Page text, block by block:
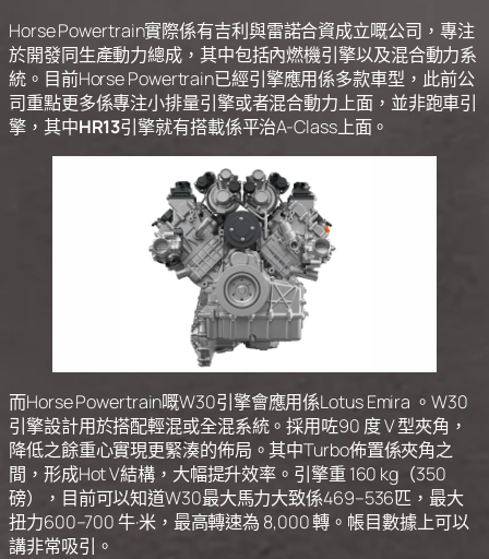
Horse Powertrain實際係有吉利與雷諾合資成立嘅公司，專注
於開發同生產動力總成，其中包括內燃機引擎以及混合動力系
統。目前Horse Powertrain已經引擎應用係多款車型，此前公
司重點更多係專注小排量引擎或者混合動力上面，並非跑車引
擎，其中HR13引擎就有搭載係平治A-Class上面。
而Horse Powertrain嘅W30引擎會應用係Lotus Emira 。W30
引擎設計用於搭配輕混或全混系統。採用咗90 度 V 型夾角，
降低之餘重心實現更緊湊的佈局。其中Turbo佈置係夾角之
間，形成Hot V結構，大幅提升效率。引擎重 160 kg（350
磅），目前可以知道W30最大馬力大致係469–536匹，最大
扭力600–700 牛·米，最高轉速為 8,000 轉。帳目數據上可以
講非常吸引。